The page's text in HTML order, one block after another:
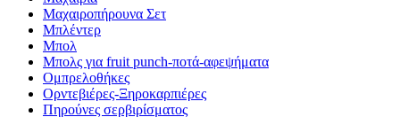
Μαχαιροπήρουνα Σετ
Μπλέντερ
Μπολ
Μπολς για fruit punch-ποτά-αφεψήματα
Ομπρελοθήκες
Ορντεβιέρες-Ξηροκαρπιέρες
Πηρούνες σερβιρίσματος